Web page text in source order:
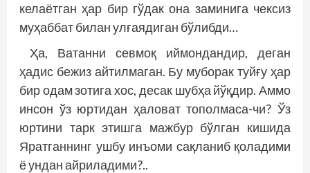
келаётган ҳар бир гўдак она заминига чексиз
муҳаббат билан улғаядиган бўлибди…
Ҳа, Ватанни севмоқ иймондандир, деган
ҳадис бежиз айтилмаган. Бу муборак туйғу ҳар
бир одам зотига хос, десак шубҳа йўқдир. Аммо
инсон ўз юртидан ҳаловат тополмаса-чи? Ўз
юртини тарк этишга мажбур бўлган кишида
Яратганнинг ушбу инъоми сақланиб қоладими
ё ундан айриладими?..